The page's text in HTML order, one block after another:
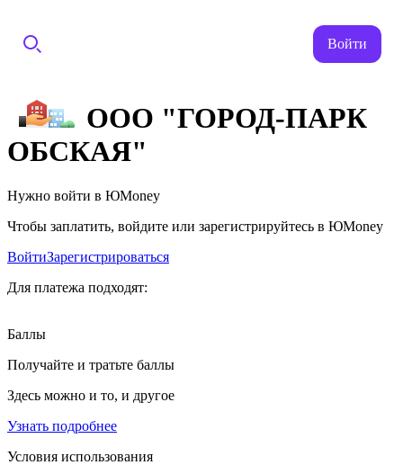
Войти
ООО "ГОРОД-ПАРК
ОБСКАЯ"
Нужно войти в ЮMoney
Чтобы заплатить, войдите или зарегистрируйтесь в ЮMoney
ВойтиЗарегистрироваться
Для платежа подходят:
Баллы
Получайте и тратьте баллы
Здесь можно и то, и другое
Узнать подробнее
Условия использования